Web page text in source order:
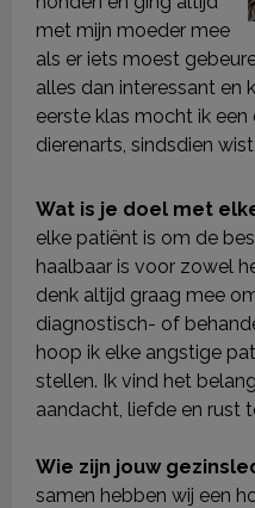
met mijn moeder mee
als er iets moest
alles dan interessant en
eerste klas mocht ik
dierenarts, sindsdien
Wat is je doel met
elke patiënt is om de
haalbaar is voor zowel
denk altijd graag mee
diagnostisch- of
hoop ik elke angstige
stellen. Ik vind het
aandacht, liefde en rust
Wie zijn jouw
samen hebben wij een